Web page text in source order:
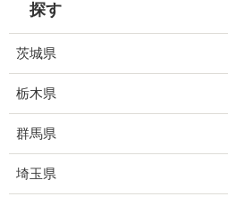
探す
茨城県
栃木県
群馬県
埼玉県